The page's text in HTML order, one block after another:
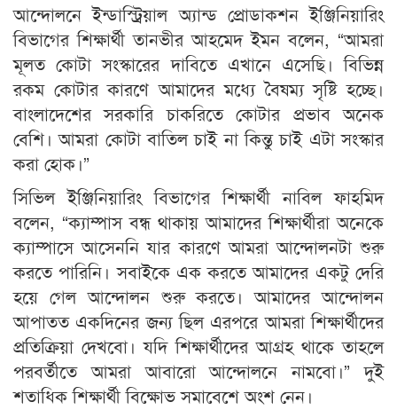
আন্দোলনে ইন্ডাস্ট্রিয়াল অ্যান্ড প্রোডাকশন ইঞ্জিনিয়ারিং
বিভাগের শিক্ষার্থী তানভীর আহমেদ ইমন বলেন, “আমরা
মূলত কোটা সংস্কারের দাবিতে এখানে এসেছি। বিভিন্ন
রকম কোটার কারণে আমাদের মধ্যে বৈষম্য সৃষ্টি হচ্ছে।
বাংলাদেশের সরকারি চাকরিতে কোটার প্রভাব অনেক
বেশি। আমরা কোটা বাতিল চাই না কিন্তু চাই এটা সংস্কার
করা হোক।”
সিভিল ইঞ্জিনিয়ারিং বিভাগের শিক্ষার্থী নাবিল ফাহমিদ
বলেন, “ক্যাম্পাস বন্ধ থাকায় আমাদের শিক্ষার্থীরা অনেকে
ক্যাম্পাসে আসেননি যার কারণে আমরা আন্দোলনটা শুরু
করতে পারিনি। সবাইকে এক করতে আমাদের একটু দেরি
হয়ে গেল আন্দোলন শুরু করতে। আমাদের আন্দোলন
আপাতত একদিনের জন্য ছিল এরপরে আমরা শিক্ষার্থীদের
প্রতিক্রিয়া দেখবো। যদি শিক্ষার্থীদের আগ্রহ থাকে তাহলে
পরবর্তীতে আমরা আবারো আন্দোলনে নামবো।” দুই
শতাধিক শিক্ষার্থী বিক্ষোভ সমাবেশে অংশ নেন।